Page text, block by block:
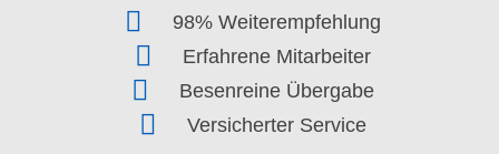
98% Weiterempfehlung
Erfahrene Mitarbeiter
Besenreine Übergabe
Versicherter Service